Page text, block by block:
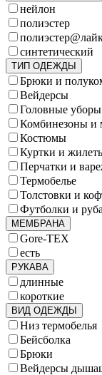
нейлон
полиэстер
синтетический
ТИП ОДЕЖДЫ
Брюки и
Вейдерсы
Головные уборы
Комбинезоны и
Костюмы
Куртки и
Перчатки и
Термобелье
Толстовки и
Футболки и
МЕМБРАНА
Gore-TEX
есть
РУКАВА
длинные
короткие
ВИД ОДЕЖДЫ
Низ термобелья
Бейсболка
Брюки
Вейдерсы